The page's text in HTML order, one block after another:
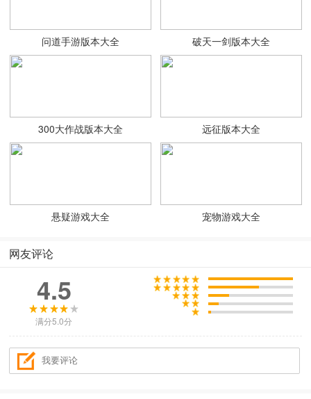
问道手游版本大全 破天一剑版本大全
300大作战版本大全 远征版本大全
悬疑游戏大全 宠物游戏大全
网友评论
4.5
满分5.0分